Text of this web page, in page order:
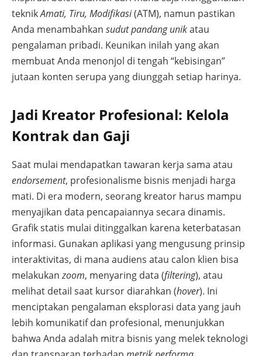
teknikAmati, Tiru, Modifikasi(ATM), namun pastikan
Anda menambahkan sudut pandang unikatau
pengalaman pribadi. Keunikan inilah yang akan
membuat Anda menonjol di tengah “kebisingan”
jutaan konten serupa yang diunggah setiap harinya.
Jadi Kreator Profesional: Kelola
Kontrak dan Gaji
Saat mulai mendapatkan tawaran kerja sama atau
endorsement, profesionalisme bisnis menjadi harga
mati. Di era modern, seorang kreator harus mampu
menyajikan data pencapaiannya secara dinamis.
Grafik statis mulai ditinggalkan karena keterbatasan
informasi. Gunakan aplikasi yang mengusung prinsip
interaktivitas, di mana audiens atau calon klien bisa
melakukanzoom, menyaring data (filtering), atau
melihat detail saat kursor diarahkan (hover). Ini
menciptakan pengalaman eksplorasi data yang jauh
lebih komunikatif dan profesional, menunjukkan
bahwa Anda adalah mitra bisnis yang melek teknologi